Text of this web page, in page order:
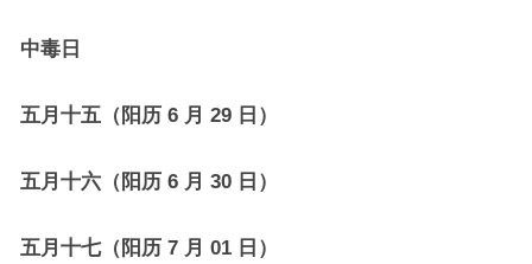
中毒日
五月十五（阳历 6 月 29 日）
五月十六（阳历 6 月 30 日）
五月十七（阳历 7 月 01 日）